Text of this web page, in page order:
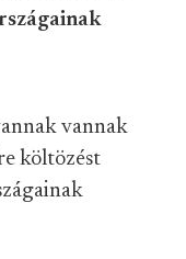
vannak
költözést